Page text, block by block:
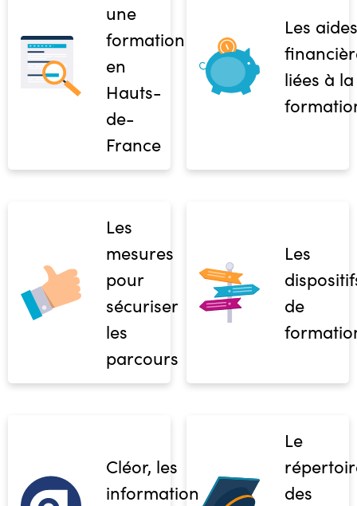
une
formation
en
Hauts-
de-
France
Les aides
liées à la
Les
mesures
pour
sécuriser
les
parcours
Les
de
Cléor, les
informations
Le
des